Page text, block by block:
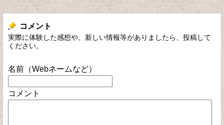
コメント
実際に体験した感想や、新しい情報等がありましたら、投稿して
ください。
名前（Webネームなど）
コメント